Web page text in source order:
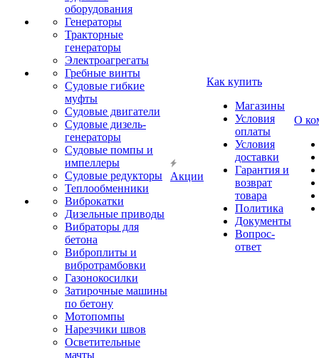
оборудования
Генераторы
Тракторные
генераторы
Электроагрегаты
Гребные винты
Судовые гибкие
муфты
Судовые двигатели
Судовые дизель-
генераторы
Судовые помпы и
импеллеры
Судовые редукторы
Теплообменники
Виброкатки
Дизельные приводы
Вибраторы для
бетона
Виброплиты и
вибротрамбовки
Газонокосилки
Затирочные машины
по бетону
Мотопомпы
Нарезчики швов
Осветительные
мачты
Акции
Как купить
Магазины
Условия
оплаты
Условия
доставки
Гарантия и
возврат
товара
Политика
Документы
Вопрос-
ответ
О